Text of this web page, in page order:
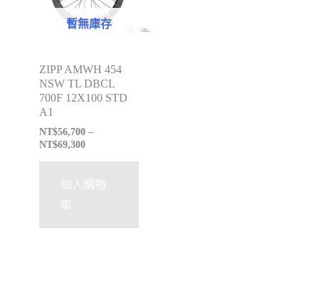
暫無庫存
ZIPP AMWH 454
NSW TL DBCL
700F 12X100 STD
A1
NT$56,700 –
NT$69,300
加入購物
車